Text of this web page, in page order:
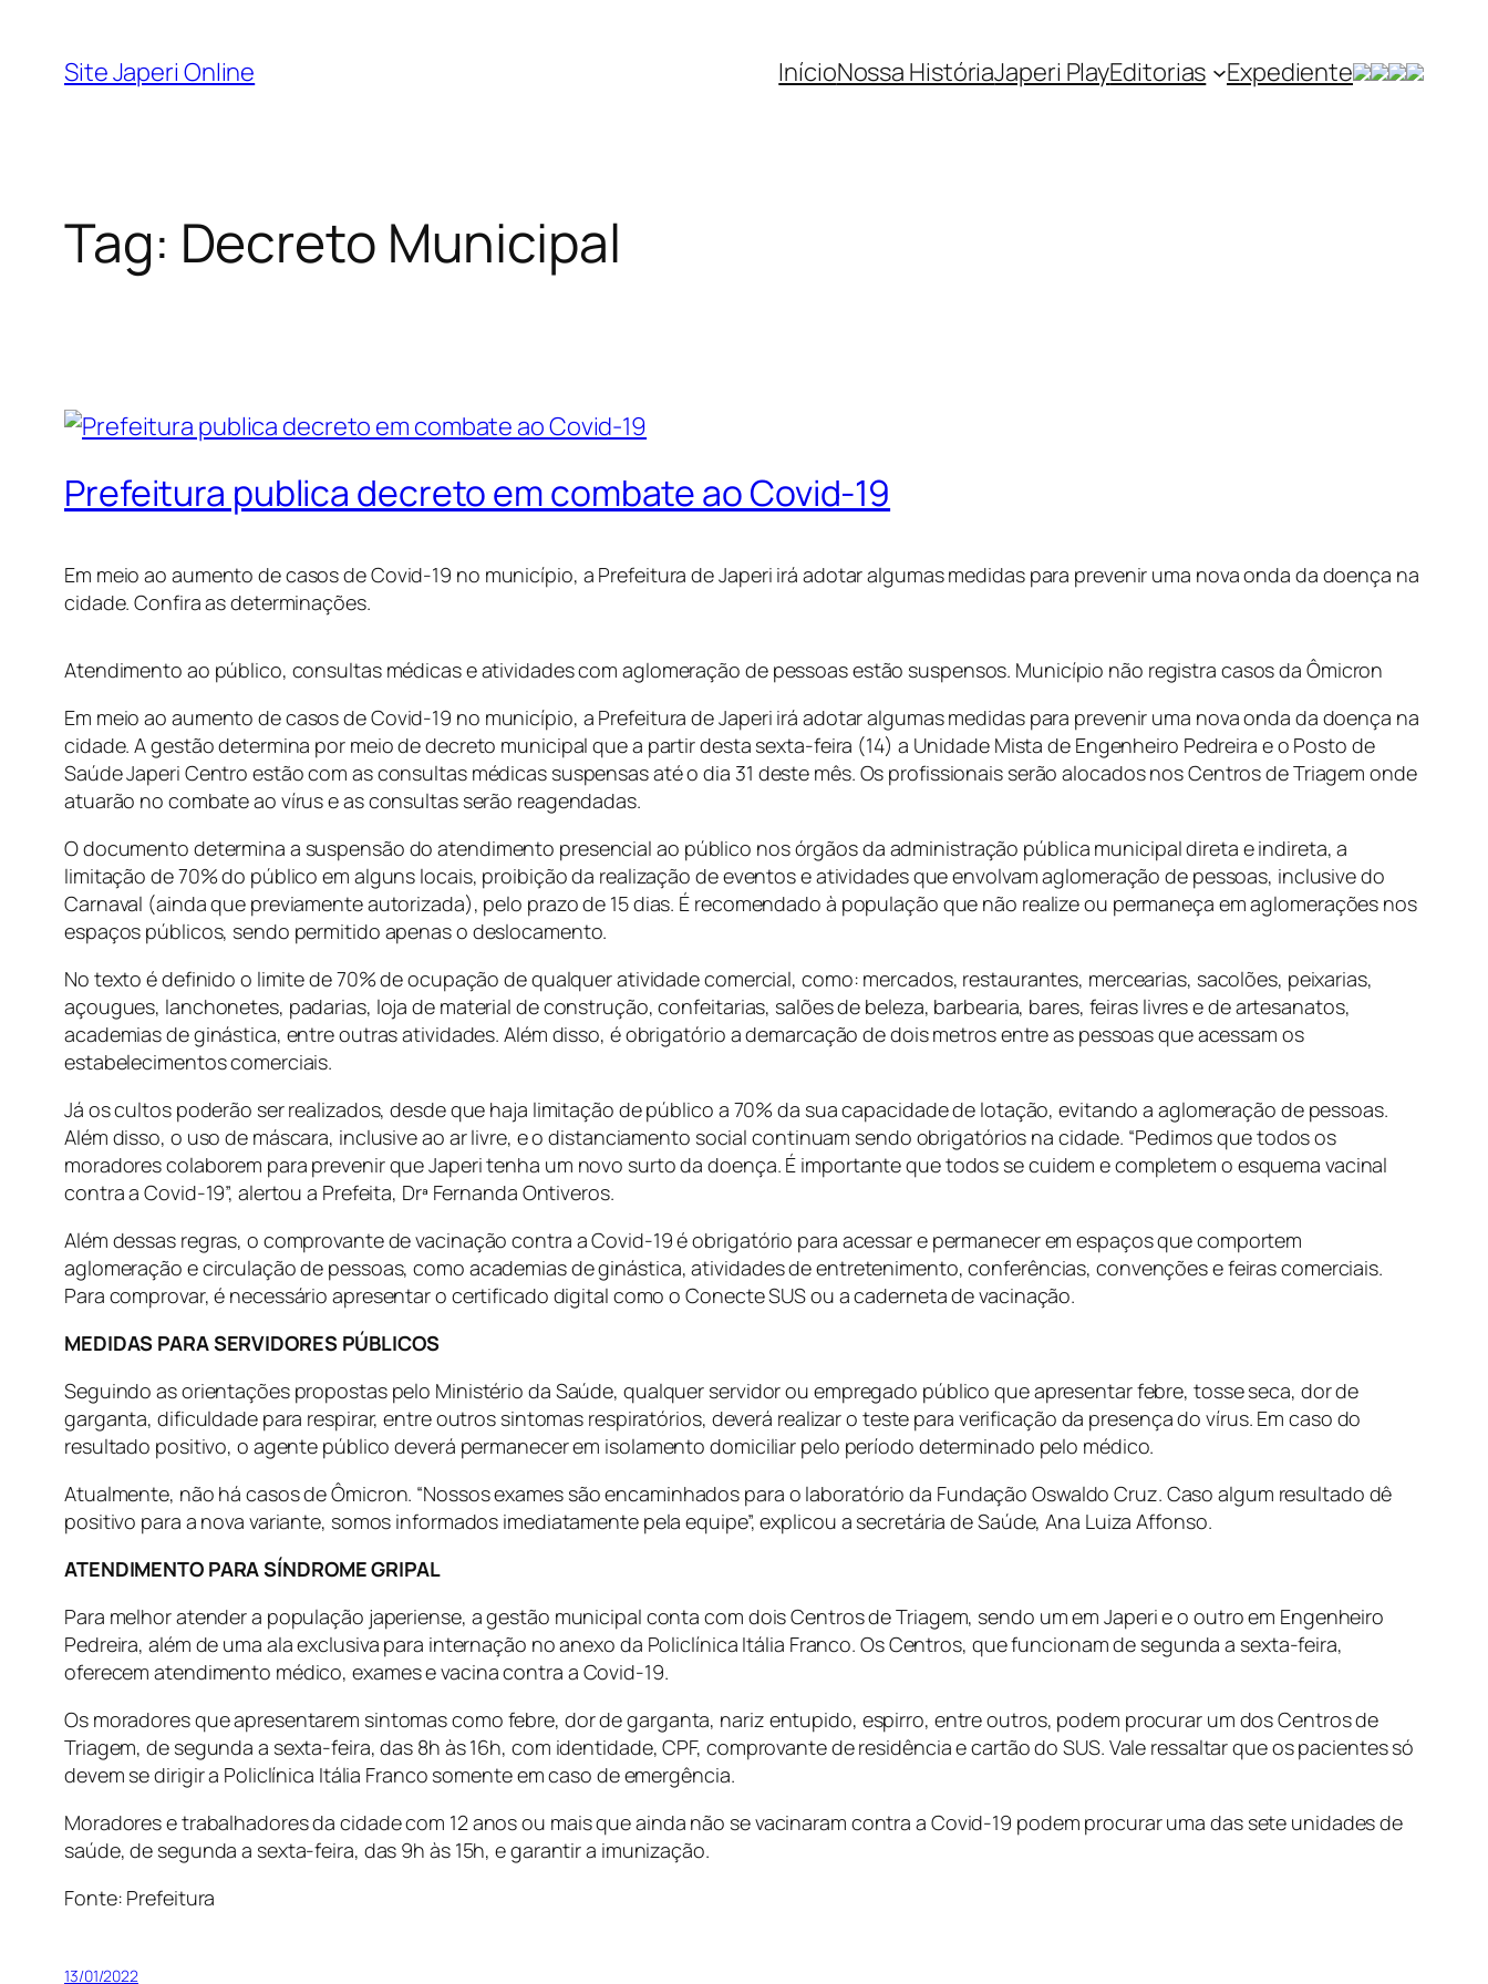
Site Japeri Online InícioNossa HistóriaJaperi PlayEditorias Expediente
Tag: Decreto Municipal
Prefeitura publica decreto em combate ao Covid-19
Em meio ao aumento de casos de Covid-19 no município, a Prefeitura de Japeri irá adotar algumas medidas para prevenir uma nova onda da doença na
cidade. Confira as determinações.
Atendimento ao público, consultas médicas e atividades com aglomeração de pessoas estão suspensos. Município não registra casos da Ômicron
Em meio ao aumento de casos de Covid-19 no município, a Prefeitura de Japeri irá adotar algumas medidas para prevenir uma nova onda da doença na
cidade. A gestão determina por meio de decreto municipal que a partir desta sexta-feira (14) a Unidade Mista de Engenheiro Pedreira e o Posto de
Saúde Japeri Centro estão com as consultas médicas suspensas até o dia 31 deste mês. Os profissionais serão alocados nos Centros de Triagem onde
atuarão no combate ao vírus e as consultas serão reagendadas.
O documento determina a suspensão do atendimento presencial ao público nos órgãos da administração pública municipal direta e indireta, a
limitação de 70% do público em alguns locais, proibição da realização de eventos e atividades que envolvam aglomeração de pessoas, inclusive do
Carnaval (ainda que previamente autorizada), pelo prazo de 15 dias. É recomendado à população que não realize ou permaneça em aglomerações nos
espaços públicos, sendo permitido apenas o deslocamento.
No texto é definido o limite de 70% de ocupação de qualquer atividade comercial, como: mercados, restaurantes, mercearias, sacolões, peixarias,
açougues, lanchonetes, padarias, loja de material de construção, confeitarias, salões de beleza, barbearia, bares, feiras livres e de artesanatos,
academias de ginástica, entre outras atividades. Além disso, é obrigatório a demarcação de dois metros entre as pessoas que acessam os
estabelecimentos comerciais.
Já os cultos poderão ser realizados, desde que haja limitação de público a 70% da sua capacidade de lotação, evitando a aglomeração de pessoas.
Além disso, o uso de máscara, inclusive ao ar livre, e o distanciamento social continuam sendo obrigatórios na cidade. “Pedimos que todos os
moradores colaborem para prevenir que Japeri tenha um novo surto da doença. É importante que todos se cuidem e completem o esquema vacinal
contra a Covid-19”, alertou a Prefeita, Drª Fernanda Ontiveros.
Além dessas regras, o comprovante de vacinação contra a Covid-19 é obrigatório para acessar e permanecer em espaços que comportem
aglomeração e circulação de pessoas, como academias de ginástica, atividades de entretenimento, conferências, convenções e feiras comerciais.
Para comprovar, é necessário apresentar o certificado digital como o Conecte SUS ou a caderneta de vacinação.
MEDIDAS PARA SERVIDORES PÚBLICOS
Seguindo as orientações propostas pelo Ministério da Saúde, qualquer servidor ou empregado público que apresentar febre, tosse seca, dor de
garganta, dificuldade para respirar, entre outros sintomas respiratórios, deverá realizar o teste para verificação da presença do vírus. Em caso do
resultado positivo, o agente público deverá permanecer em isolamento domiciliar pelo período determinado pelo médico.
Atualmente, não há casos de Ômicron. “Nossos exames são encaminhados para o laboratório da Fundação Oswaldo Cruz. Caso algum resultado dê
positivo para a nova variante, somos informados imediatamente pela equipe”, explicou a secretária de Saúde, Ana Luiza Affonso.
ATENDIMENTO PARA SÍNDROME GRIPAL
Para melhor atender a população japeriense, a gestão municipal conta com dois Centros de Triagem, sendo um em Japeri e o outro em Engenheiro
Pedreira, além de uma ala exclusiva para internação no anexo da Policlínica Itália Franco. Os Centros, que funcionam de segunda a sexta-feira,
oferecem atendimento médico, exames e vacina contra a Covid-19.
Os moradores que apresentarem sintomas como febre, dor de garganta, nariz entupido, espirro, entre outros, podem procurar um dos Centros de
Triagem, de segunda a sexta-feira, das 8h às 16h, com identidade, CPF, comprovante de residência e cartão do SUS. Vale ressaltar que os pacientes só
devem se dirigir a Policlínica Itália Franco somente em caso de emergência.
Moradores e trabalhadores da cidade com 12 anos ou mais que ainda não se vacinaram contra a Covid-19 podem procurar uma das sete unidades de
saúde, de segunda a sexta-feira, das 9h às 15h, e garantir a imunização.
Fonte: Prefeitura
13/01/2022